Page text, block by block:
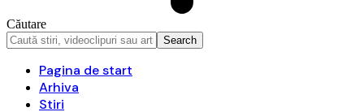
Căutare
Pagina de start
Arhiva
Stiri